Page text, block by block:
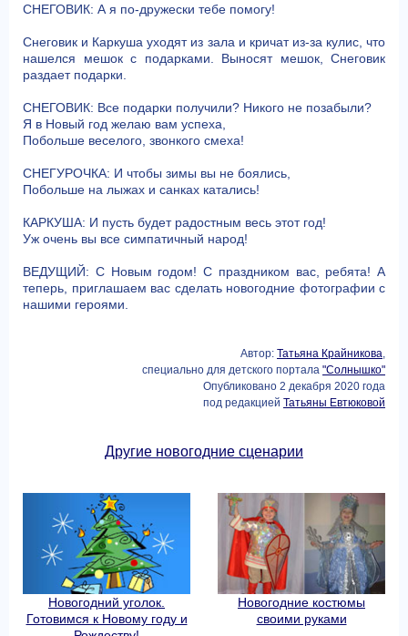
СНЕГОВИК: А я по-дружески тебе помогу!
Снеговик и Каркуша уходят из зала и кричат из-за кулис, что
нашелся мешок с подарками. Выносят мешок, Снеговик
раздает подарки.
СНЕГОВИК: Все подарки получили? Никого не позабыли?
Я в Новый год желаю вам успеха,
Побольше веселого, звонкого смеха!
СНЕГУРОЧКА: И чтобы зимы вы не боялись,
Побольше на лыжах и санках катались!
КАРКУША: И пусть будет радостным весь этот год!
Уж очень вы все симпатичный народ!
ВЕДУЩИЙ: С Новым годом! С праздником вас, ребята! А
теперь, приглашаем вас сделать новогодние фотографии с
нашими героями.
Автор: Татьяна Крайникова,
специально для детского портала "Солнышко"
Опубликовано 2 декабря 2020 года
под редакцией Татьяны Евтюковой
Другие новогодние сценарии
Новогодний уголок.
Готовимся к Новому году и
Новогодние костюмы
своими руками